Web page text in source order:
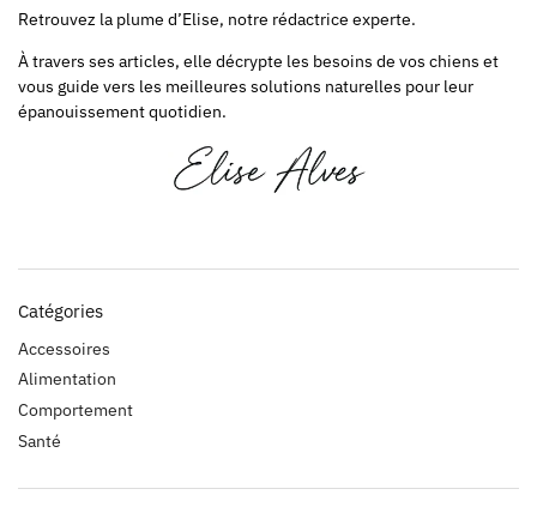
Retrouvez la plume d’Elise, notre rédactrice experte.
À travers ses articles, elle décrypte les besoins de vos chiens et
vous guide vers les meilleures solutions naturelles pour leur
épanouissement quotidien.
Catégories
Accessoires
Alimentation
Comportement
Santé